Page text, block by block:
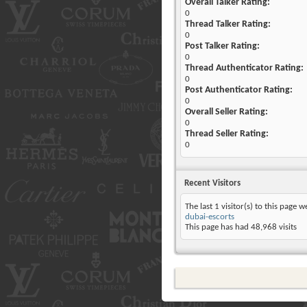
Overall Talker Rating:
0
Thread Talker Rating:
0
Post Talker Rating:
0
Thread Authenticator Rating:
0
Post Authenticator Rating:
0
Overall Seller Rating:
0
Thread Seller Rating:
0
Recent Visitors
The last 1 visitor(s) to this page
dubai-escorts
This page has had 48,968 visits